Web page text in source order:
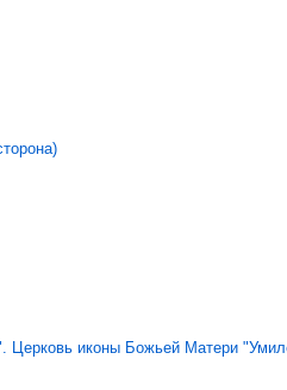
Церковь иконы Божьей Матери